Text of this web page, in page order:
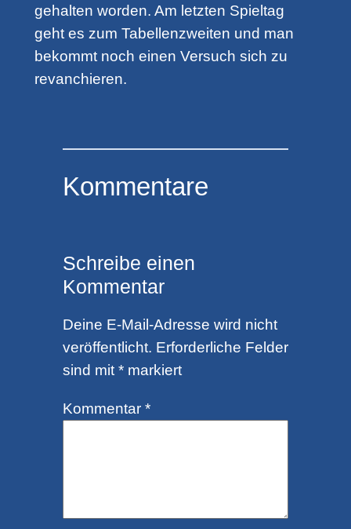
gehalten worden. Am letzten Spieltag
geht es zum Tabellenzweiten und man
bekommt noch einen Versuch sich zu
revanchieren.
Kommentare
Schreibe einen
Kommentar
Deine E-Mail-Adresse wird nicht
veröffentlicht. Erforderliche Felder
sind mit*markiert
Kommentar *